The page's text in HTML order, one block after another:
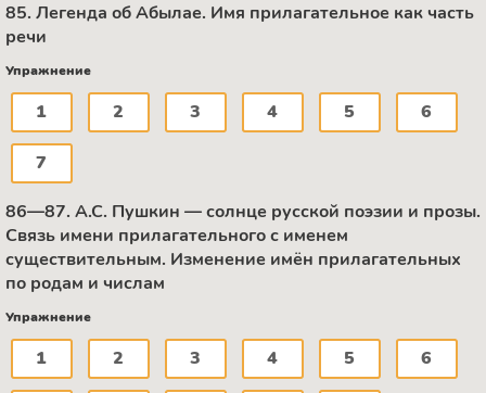
85. Легенда об Абылае. Имя прилагательное как часть
речи
Упражнение
1 2 3 4 5 6
7
86—87. А.С. Пушкин — солнце русской поэзии и прозы.
Связь имени прилагательного с именем
существительным. Изменение имён прилагательных
по родам и числам
Упражнение
1 2 3 4 5 6